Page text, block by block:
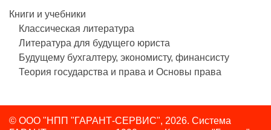
Книги и учебники
Классическая литература
Литература для будущего юриста
Будущему бухгалтеру, экономисту, финансисту
Теория государства и права и Основы права
© ООО "НПП "ГАРАНТ-СЕРВИС", 2026. Система